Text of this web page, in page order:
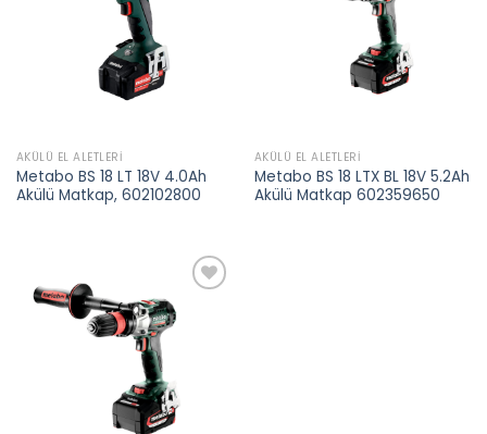
AKÜLÜ EL ALETLERI
Metabo BS 18 LT 18V 4.0Ah
Akülü Matkap, 602102800
AKÜLÜ EL ALETLERI
Metabo BS 18 LTX BL 18V 5.2Ah
Akülü Matkap 602359650